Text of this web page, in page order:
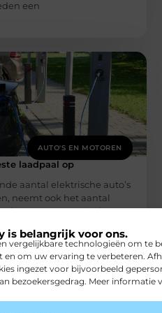
is belangrijk voor ons.
vergelijkbare technologieën om te
om uw ervaring te verbeteren.
ingezet voor bijvoorbeeld
bezoekersgedrag. Meer informatie
een
AUTO'S EN MOTOREN
laadpaal op
aantal elektrische auto’s
neemt ook het aantal
gestaag toe. Ook